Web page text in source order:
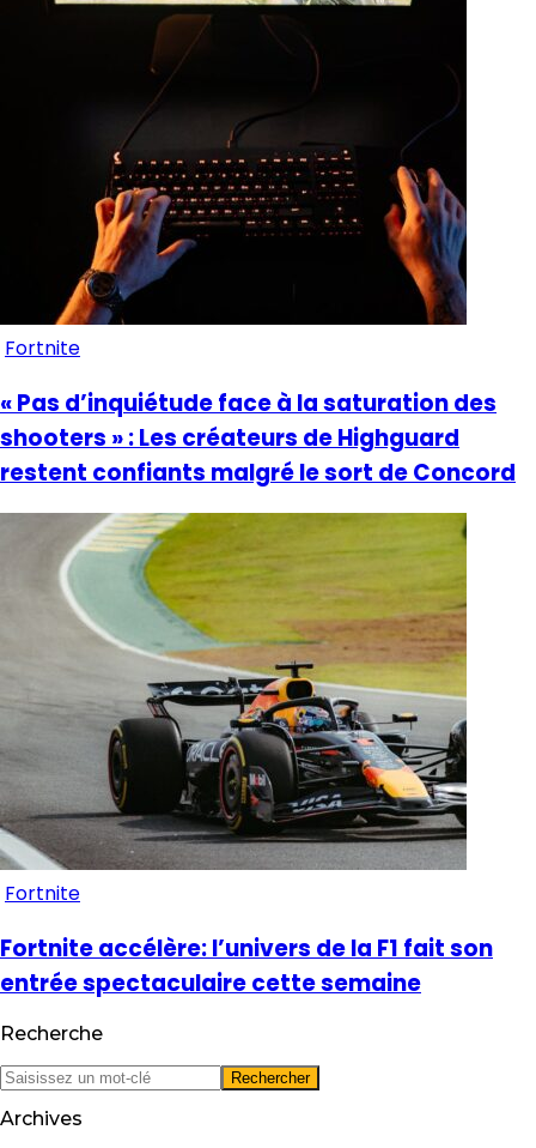
Fortnite
« Pas d’inquiétude face à la saturation des
shooters » : Les créateurs de Highguard
restent confiants malgré le sort de Concord
Fortnite
Fortnite accélère: l’univers de la F1 fait son
entrée spectaculaire cette semaine
Recherche
Archives